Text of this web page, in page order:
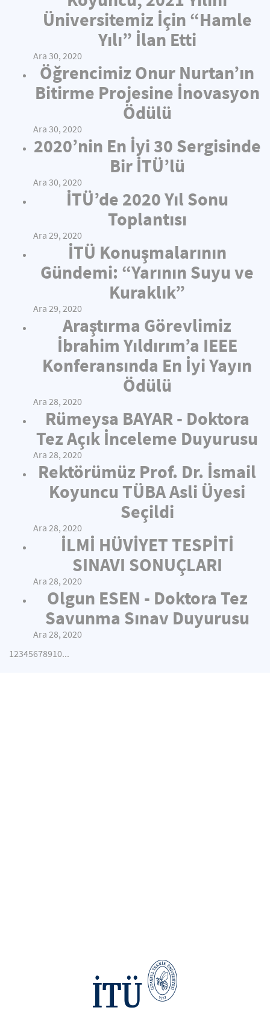
Üniversitemiz İçin “Hamle
Yılı” İlan Etti
Ara 30, 2020
Öğrencimiz Onur Nurtan’ın
Bitirme Projesine İnovasyon
Ödülü
Ara 30, 2020
2020’nin En İyi 30 Sergisinde
Bir İTÜ’lü
Ara 30, 2020
İTÜ’de 2020 Yıl Sonu
Toplantısı
Ara 29, 2020
İTÜ Konuşmalarının
Gündemi: “Yarının Suyu ve
Kuraklık”
Ara 29, 2020
Araştırma Görevlimiz
İbrahim Yıldırım’a IEEE
Konferansında En İyi Yayın
Ödülü
Ara 28, 2020
Rümeysa BAYAR - Doktora
Tez Açık İnceleme Duyurusu
Ara 28, 2020
Rektörümüz Prof. Dr. İsmail
Koyuncu TÜBA Asli Üyesi
Seçildi
Ara 28, 2020
İLMİ HÜVİYET TESPİTİ
SINAVI SONUÇLARI
Ara 28, 2020
Olgun ESEN - Doktora Tez
Savunma Sınav Duyurusu
Ara 28, 2020
12345678910...